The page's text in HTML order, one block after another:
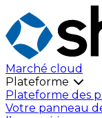
Marché cloud
Plateforme
Plateforme des
Votre panneau